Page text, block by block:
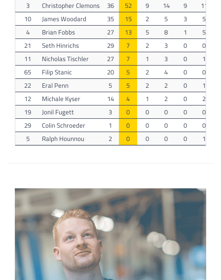
3
Christopher Clemons 36 52 9 14 9
11
10
James Woodard 35 15 2 5 3
5
4
Brian Fobbs 27 13 5 8 1
5
21
Seth Hinrichs 29 7 2 3 0
0
11
Nicholas Tischler 27 7 1 3 0
1
65
Filip Stanic 20 5 2 4 0
0
22
Eral Penn 5 5 2 2 0
1
12
Michale Kyser 14 4 1 2 0
2
19
Jonil Fugett 3 0 0 0 0
0
29
Colin Schroeder 1 0 0 0 0
0
5
Ralph Hounnou 2 0 0 0 0 1